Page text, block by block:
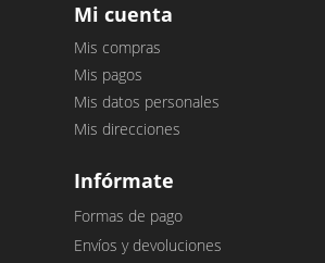
Mi cuenta
Mis compras
Mis pagos
Mis datos personales
Mis direcciones
Infórmate
Formas de pago
Envíos y devoluciones